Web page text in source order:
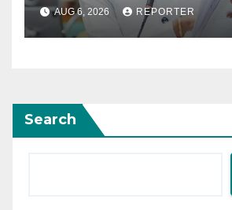
AUG 6, 2026 REPORTER
Search